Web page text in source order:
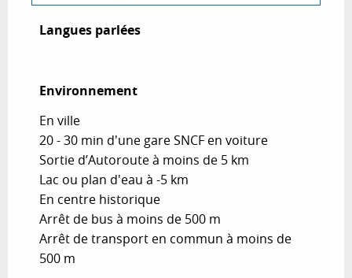
Langues parlées
Langues parlées
Environnement
Environnement
En ville
20 - 30 min d'une gare SNCF en voiture
Sortie d’Autoroute à moins de 5 km
Lac ou plan d'eau à -5 km
En centre historique
Arrêt de bus à moins de 500 m
Arrêt de transport en commun à moins de
500 m